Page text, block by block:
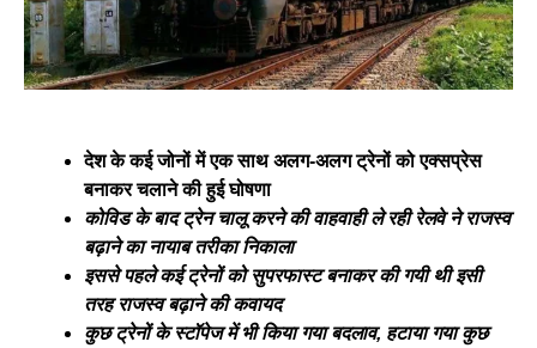
देश के कई जोनों में एक साथ अलग-अलग ट्रेनों को एक्सप्रेस
बनाकर चलाने की हुई घोषणा
कोविड के बाद ट्रेन चालू करने की वाहवाही ले रही रेलवे ने राजस्व
बढ़ाने का नायाब तरीका निकाला
इससे पहले कई ट्रेनों को सुपरफास्ट बनाकर की गयी थी इसी
तरह राजस्व बढ़ाने की कवायद
कुछ ट्रेनों के स्टॉपेज में भी किया गया बदलाव, हटाया गया कुछ